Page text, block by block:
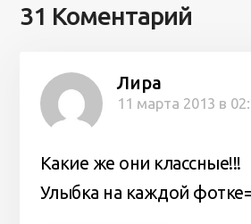
31 Коментарий
Лира
11 марта 2013 в
Какие же они классные!!!
Улыбка на каждой